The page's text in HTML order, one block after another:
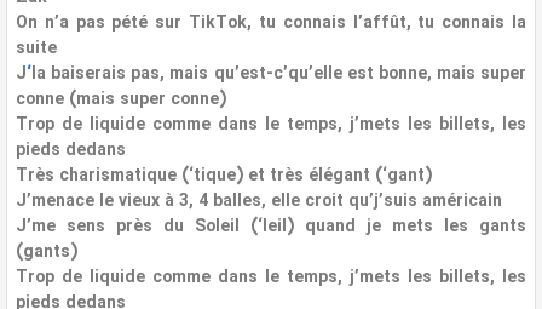
On n’a pas pété sur TikTok, tu connais l’affût, tu connais la
suite
J‘la baiserais pas, mais qu’est-c’qu’elle est bonne, mais super
conne (mais super conne)
Trop de liquide comme dans le temps, j’mets les billets, les
pieds dedans
Très charismatique (‘tique) et très élégant (‘gant)
J’menace le vieux à 3, 4 balles, elle croit qu’j’suis américain
J’me sens près du Soleil (‘leil) quand je mets les gants
(gants)
Trop de liquide comme dans le temps, j’mets les billets, les
pieds dedans